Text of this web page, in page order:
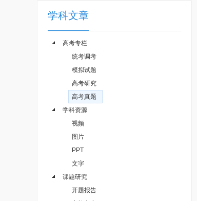
学科文章
高考专栏
统考调考
模拟试题
高考研究
高考真题
学科资源
视频
图片
PPT
文字
课题研究
开题报告